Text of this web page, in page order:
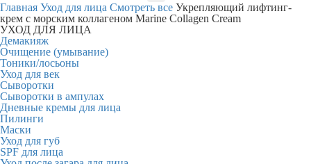
Главная Уход для лица Смотреть все Укрепляющий лифтинг-
крем с морским коллагеном Marine Collagen Cream
УХОД ДЛЯ ЛИЦА
Демакияж
Очищение (умывание)
Тоники/лосьоны
Уход для век
Сыворотки
Сыворотки в ампулах
Дневные кремы для лица
Пилинги
Маски
Уход для губ
SPF для лица